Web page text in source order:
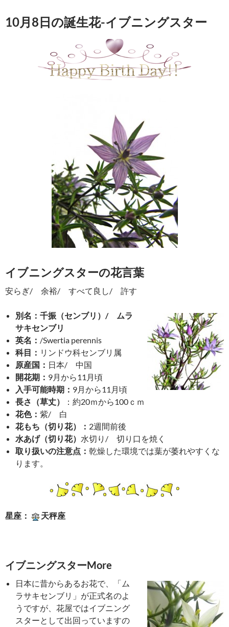
10月8日の誕生花-イブニングスター
イブニングスターの花言葉
安らぎ/ 余裕/ すべて良し/ 許す
別名：千振（センブリ）/ ムラ
サキセンブリ
英名： /Swertia perennis
科目： リンドウ科センブリ属
原産国： 日本/ 中国
開花期： 9月から11月頃
入手可能時期： 9月から11月頃
長さ（草丈）
：約20ｍから100ｃｍ
花色： 紫/ 白
花もち（切り花）： 2週間前後
水あげ（切り花） 水切り/ 切り口を焼く
取り扱いの注意点： 乾燥した環境では葉が萎れやすくな
ります。
星座： 天秤座
イブニングスターMore
日本に昔からあるお花で、「ム
ラサキセンブリ」が正式名のよ
うですが、花屋ではイブニング
スターとして出回っていますの